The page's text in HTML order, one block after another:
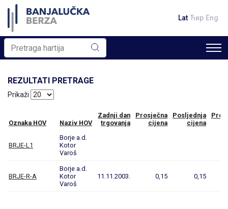
Lat Ћир Eng
REZULTATI PRETRAGE
Prikaži
Oznaka HOV Naziv HOV
Zadnji dan
trgovanja
Prosječna
cijena
Posljednja
cijena
BRJE-L1
Borje a.d.
Kotor
Varoš
BRJE-R-A
Borje a.d.
Kotor
Varoš
11.11.2003. 0,15 0,15